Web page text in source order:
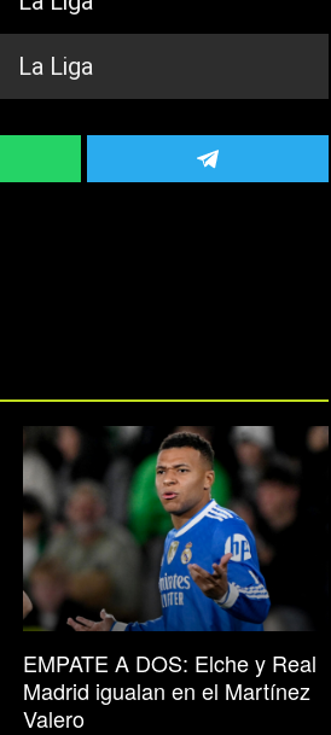
La Liga
EMPATE A DOS: Elche y Real
Madrid igualan en el Martínez
Valero